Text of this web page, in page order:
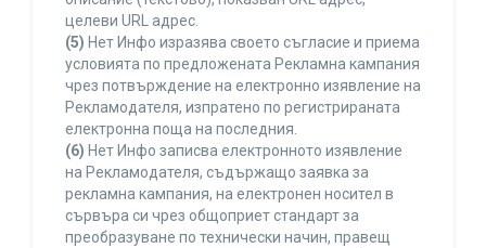
целеви URL адрес.
(5) Нет Инфо изразява своето съгласие и приема
условията по предложената Рекламна кампания
чрез потвърждение на електронно изявление на
Рекламодателя, изпратено по регистрираната
електронна поща на последния.
(6) Нет Инфо записва електронното изявление
на Рекламодателя, съдържащо заявка за
рекламна кампания, на електронен носител в
сървъра си чрез общоприет стандарт за
преобразуване по технически начин, правещ